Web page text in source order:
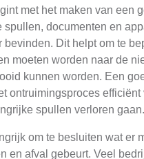
met het maken van een
spullen, documenten en
bevinden. Dit helpt om te
moeten worden naar de
kunnen worden. Een
ontruimingsproces efficiënt
spullen verloren gaan.
om te besluiten wat er
en afval gebeurt. Veel